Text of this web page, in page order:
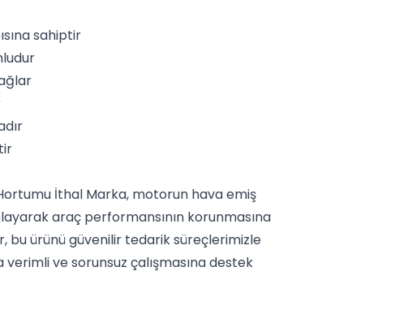
sahiptir
İthal Marka, motorun hava emiş
araç performansının korunmasına
bu ürünü güvenilir tedarik süreçlerimizle
verimli ve sorunsuz çalışmasına destek